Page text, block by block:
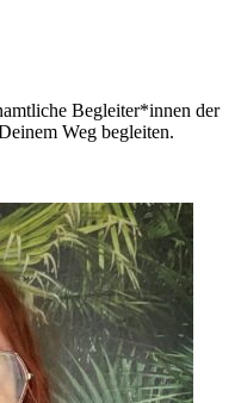
Begleiter*innen der
Weg begleiten.